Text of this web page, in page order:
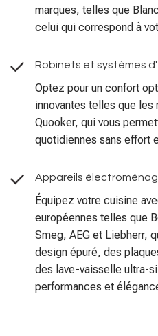
marques, telles que
celui qui correspond à
Robinets et systèmes
Optez pour un confort
innovantes telles que
Quooker, qui vous
quotidiennes sans effort
Appareils
Équipez votre cuisine
européennes telles que
Smeg, AEG et Liebherr,
design épuré, des
des lave-vaisselle ultra-
performances et